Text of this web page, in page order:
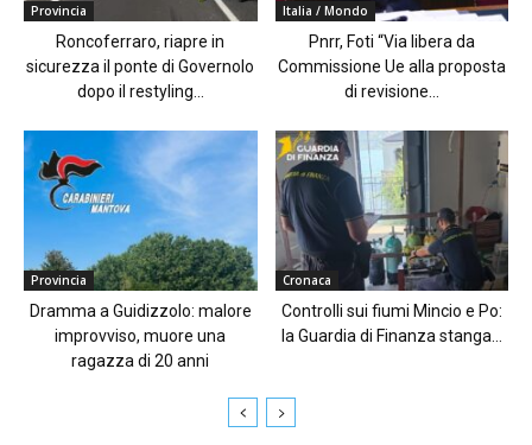
Provincia
Roncoferraro, riapre in
sicurezza il ponte di Governolo
dopo il restyling...
Italia / Mondo
Pnrr, Foti “Via libera da
Commissione Ue alla proposta
di revisione...
Provincia
Dramma a Guidizzolo: malore
improvviso, muore una
ragazza di 20 anni
Cronaca
Controlli sui fiumi Mincio e Po:
la Guardia di Finanza stanga...